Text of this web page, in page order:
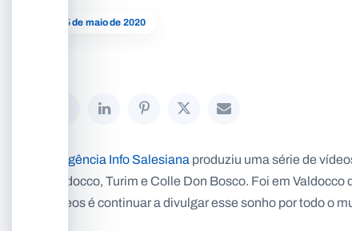
05 de maio de 2020
Agência Info Salesianaproduziu uma série de
Valdocco, Turim e Colle Don Bosco. Foi em
vídeos é continuar a divulgar esse sonho por todo o